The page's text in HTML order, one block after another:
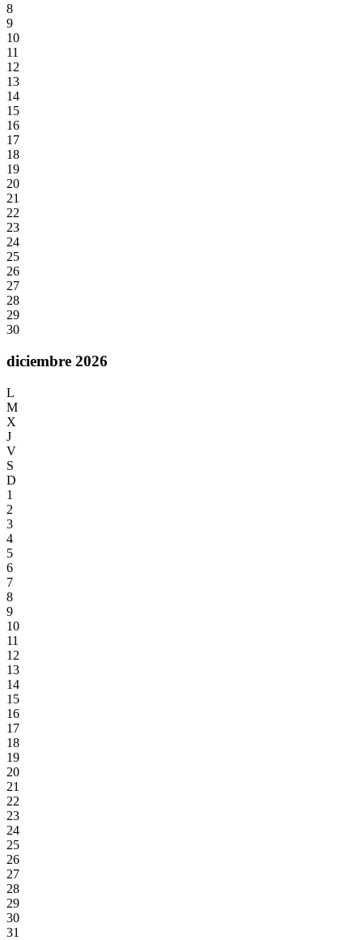
8
9
10
11
12
13
14
15
16
17
18
19
20
21
22
23
24
25
26
27
28
29
30
diciembre 2026
L
M
X
J
V
S
D
1
2
3
4
5
6
7
8
9
10
11
12
13
14
15
16
17
18
19
20
21
22
23
24
25
26
27
28
29
30
31